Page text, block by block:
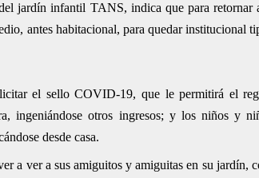
jardín infantil TANS, indica que para retornar
antes habitacional, para quedar institucional
el sello COVID-19, que le permitirá el
ingeniándose otros ingresos; y los niños y
desde casa.
a ver a sus amiguitos y amiguitas en su jardín,